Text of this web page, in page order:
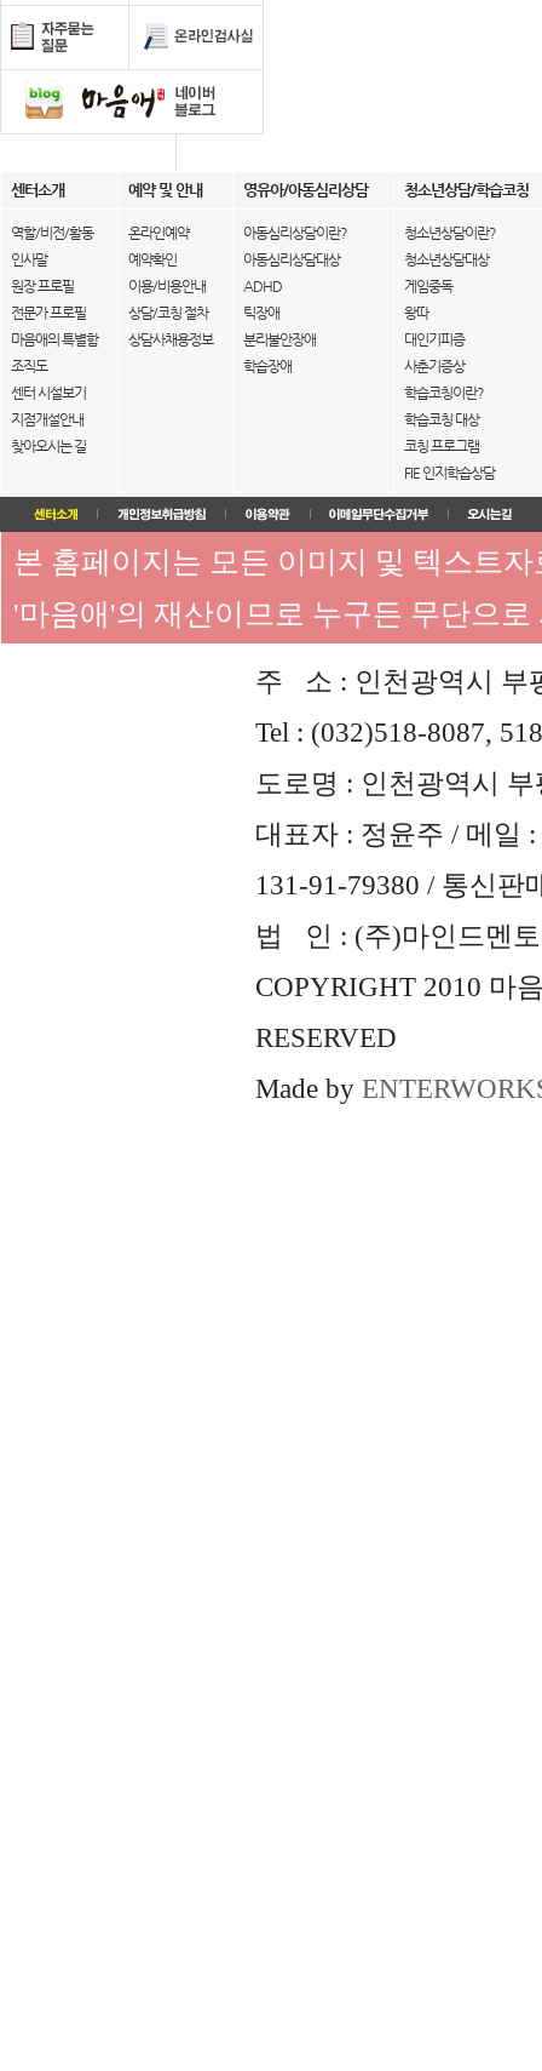
센터소개 예약 및 안내 영유아/아동심리상담 청소년상담/학습코칭
역할/비전/활동
인사말
원장 프로필
전문가 프로필
마음애의 특별함
조직도
센터 시설보기
지점개설안내
찾아오시는 길
온라인예약
예약확인
이용/비용안내
상담/코칭 절차
상담사채용정보
아동심리상담이란?
아동심리상담대상
ADHD
틱장애
분리불안장애
학습장애
청소년상담이란?
청소년상담대상
게임중독
왕따
대인기피증
사춘기증상
학습코칭이란?
학습코칭 대상
코칭 프로그램
FIE 인지학습상담
본 홈페이지는 모든 이미지 및 텍스트
'마음애'의 재산이므로 누구든 무단으
주 소 : 인천광역시 부
Tel : (032)518-8087,
도로명 : 인천광역시
대표자 : 정윤주 / 메일 :
131-91-79380 / 통신판
법 인 : (주)마인드멘토
COPYRIGHT 2010 마
RESERVED
Made by